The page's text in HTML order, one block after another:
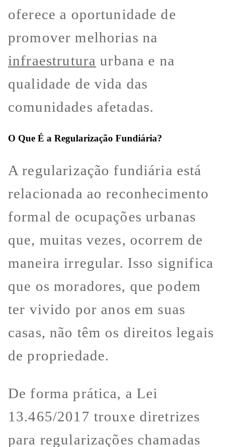
oferece a oportunidade de
promover melhorias na
infraestrutura urbana e na
qualidade de vida das
comunidades afetadas.
O Que É a Regularização Fundiária?
A regularização fundiária está
relacionada ao reconhecimento
formal de ocupações urbanas
que, muitas vezes, ocorrem de
maneira irregular. Isso significa
que os moradores, que podem
ter vivido por anos em suas
casas, não têm os direitos legais
de propriedade.
De forma prática, a Lei
13.465/2017 trouxe diretrizes
para regularizações chamadas